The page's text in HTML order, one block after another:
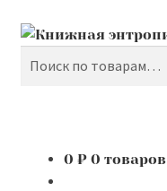
Перейти
Перейти
содержимому
Поиск
0 ₽ 0 товаров